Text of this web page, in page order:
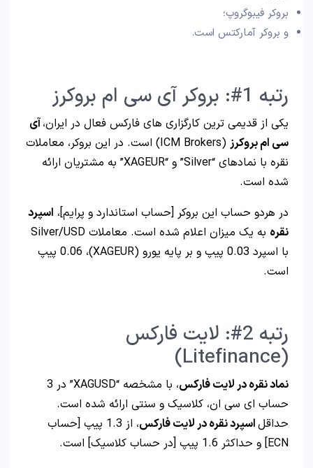
بروکر فیبوگروپ؛
و بروکر آمارکتس است.
رتبه 1#: بروکر آی سی ام بروکرز
یکی از قدیمی ترین کارگزاری های فارکس فعال در ایران،آی
سی ام بروکرز
(ICM Brokers) است. در این بروکر، معاملات
نقره با نمادهای “Silver” و “XAGEUR” به مشتریان ارائه
شده است.
در هردو حساب این بروکر [حساب استاندارد و پرایم]، اسپرد
نقره
به یک میزان اعلام شده است. معاملات Silver/USD
با اسپرد 0.03 پیپ و بر پایه یورو (XAGEUR)، 0.06 پیپ
است.
رتبه 2#: لایت فارکس
(Litefinance)
نماد نقره در لایت فارکس
، با مشخصه “XAGUSD” در 3
حساب ای سی ان، کلاسیک و سنتی ارائه شده است.
حداقلاسپرد نقره در لایت فارکس
، از 1.3 پیپ [حساب
ECN] و حداکثر 1.6 پیپ [در حساب کلاسیک] است.